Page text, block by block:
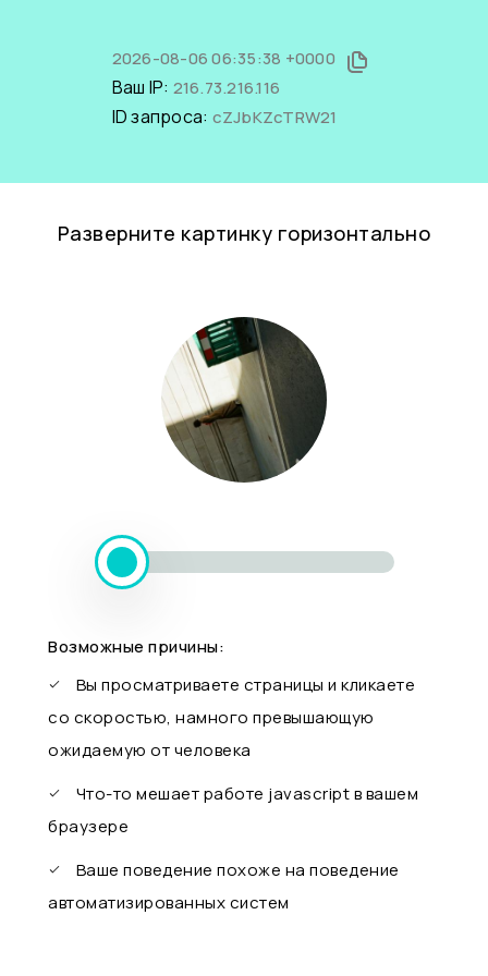
2026-08-06 06:35:38 +0000
Ваш IP: 216.73.216.116
ID запроса: cZJbKZcTRW21
Разверните картинку горизонтально
Возможные причины:
Вы просматриваете страницы и кликаете
со скоростью, намного превышающую
ожидаемую от человека
Что-то мешает работе javascript в вашем
браузере
Ваше поведение похоже на поведение
автоматизированных систем